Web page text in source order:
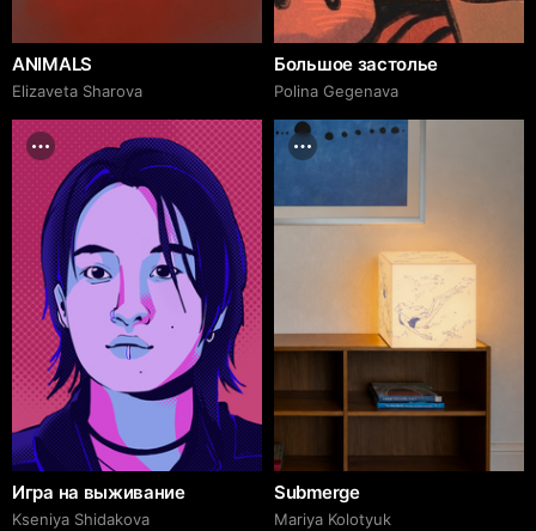
ANIMALS
Elizaveta Sharova
Большое застолье
Polina Gegenava
Игра на выживание
Kseniya Shidakova
Submerge
Mariya Kolotyuk